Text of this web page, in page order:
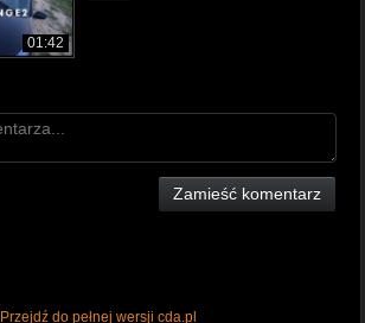
01:42
Zamieść komentarz
Przejdź do pełnej wersji cda.pl